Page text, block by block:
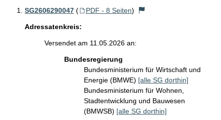
SG2606290047 ( PDF - 8 Seiten)
Adressatenkreis:
Versendet am 11.05.2026 an:
Bundesregierung
Bundesministerium für Wirtschaft und
Energie (BMWE) [alle SG dorthin]
Bundesministerium für Wohnen,
Stadtentwicklung und Bauwesen
(BMWSB) [alle SG dorthin]